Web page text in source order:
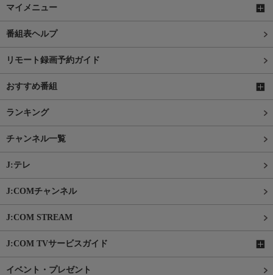
マイメニュー
番組表ヘルプ
リモート録画予約ガイド
おすすめ番組
ランキング
チャンネル一覧
J:テレ
J:COMチャンネル
J:COM STREAM
J:COM TVサービスガイド
イベント・プレゼント